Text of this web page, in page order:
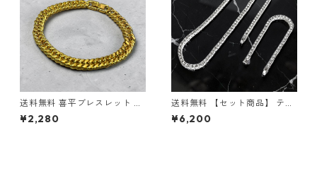
送料無料 喜平ブレスレット ダ
ブル 20cm 幅8mm ステンレ
スブレスレット ゴールド サー
¥2,280
送料無料 【セット商品】 テニ
スネックレス 60cm 50cm 45
cm テニスブレスレット 20cm
¥6,200